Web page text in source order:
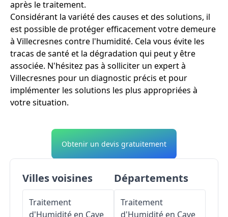
après le traitement.
Considérant la variété des causes et des solutions, il
est possible de protéger efficacement votre demeure
à Villecresnes contre l'humidité. Cela vous évite les
tracas de santé et la dégradation qui peut y être
associée. N'hésitez pas à solliciter un expert à
Villecresnes pour un diagnostic précis et pour
implémenter les solutions les plus appropriées à
votre situation.
Obtenir un devis gratuitement
Villes voisines
Traitement
d'Humidité en Cave
Départements
Traitement
d'Humidité en Cave